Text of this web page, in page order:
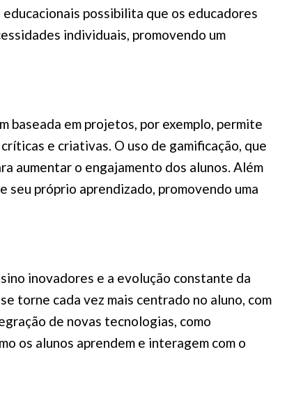
possibilita que os educadores
individuais, promovendo um
baseada em projetos, por exemplo, permite
e criativas. O uso de gamificação, que
aumentar o engajamento dos alunos. Além
próprio aprendizado, promovendo uma
inovadores e a evolução constante da
torne cada vez mais centrado no aluno, com
de novas tecnologias, como
os alunos aprendem e interagem com o